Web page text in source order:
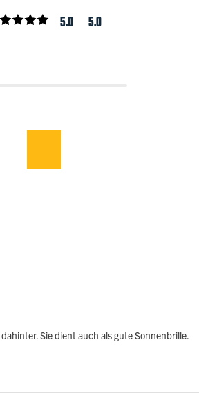
5.0 5.0
Sie dient auch als gute Sonnenbrille.